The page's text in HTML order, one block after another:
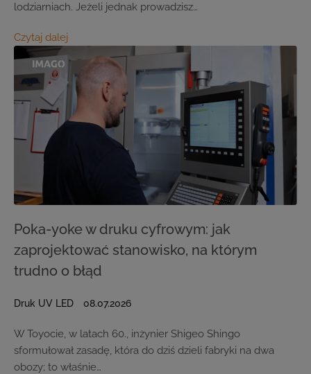
lodziarniach. Jeżeli jednak prowadzisz…
Czytaj dalej
Poka-yoke w druku cyfrowym: jak
zaprojektować stanowisko, na którym
trudno o błąd
Druk UV LED 08.07.2026
W Toyocie, w latach 60., inżynier Shigeo Shingo
sformułował zasadę, która do dziś dzieli fabryki na dwa
obozy; to właśnie…